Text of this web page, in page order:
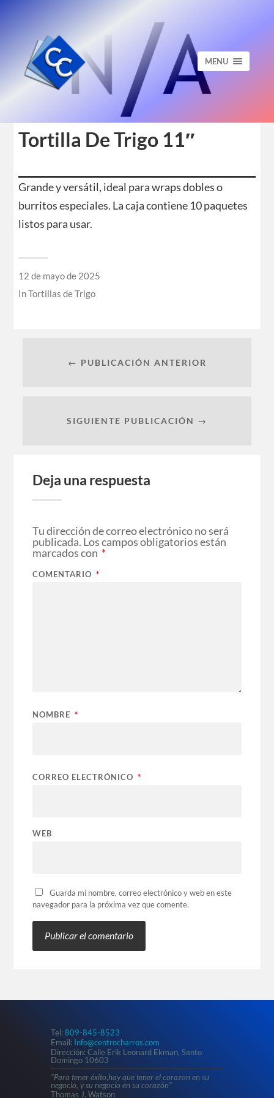
MENU
Tortilla De Trigo 11″
Grande y versátil, ideal para wraps dobles o
burritos especiales. La caja contiene 10 paquetes
listos para usar.
12 de mayo de 2025
InTortillas de Trigo
← PUBLICACIÓN ANTERIOR
SIGUIENTE PUBLICACIÓN →
Deja una respuesta
Tu dirección de correo electrónico no será
publicada. Los campos obligatorios están
marcados con *
COMENTARIO *
NOMBRE *
CORREO ELECTRÓNICO *
WEB
Guarda mi nombre, correo electrónico y web en este
navegador para la próxima vez que comente.
Tel:809-845-8523
Email: Info@centrocharros.com
Dirección: Calle Erik Leonard Ekman, Santo
Domingo 10603
"Para tener éxito,hay que tener el corazon en su
negocio, y su negocio en su corazón"
Thomas J. Watson